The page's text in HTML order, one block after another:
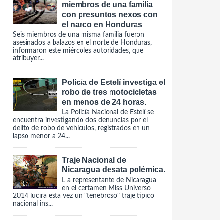
miembros de una familia
con presuntos nexos con
el narco en Honduras
Seis miembros de una misma familia fueron
asesinados a balazos en el norte de Honduras,
informaron este miércoles autoridades, que
atribuyer...
Policía de Estelí investiga el
robo de tres motocicletas
en menos de 24 horas.
La Policía Nacional de Estelí se
encuentra investigando dos denuncias por el
delito de robo de vehículos, registrados en un
lapso menor a 24...
Traje Nacional de
Nicaragua desata polémica.
L a representante de Nicaragua
en el certamen Miss Universo
2014 lucirá esta vez un "tenebroso" traje típico
nacional ins...